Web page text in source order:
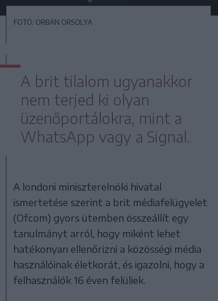
FOTÓ: ORBÁN ORSOLYA
A brit tilalom ugyanakkor
nem terjed ki olyan
üzenőportálokra, mint a
WhatsApp vagy a Signal.
A londoni miniszterelnöki hivatal
ismertetése szerint a brit médiafelügyelet
(Ofcom) gyors ütemben összeállít egy
tanulmányt arról, hogy miként lehet
hatékonyan ellenőrizni a közösségi média
használóinak életkorát, és igazolni, hogy a
felhasználók 16 éven felüliek.